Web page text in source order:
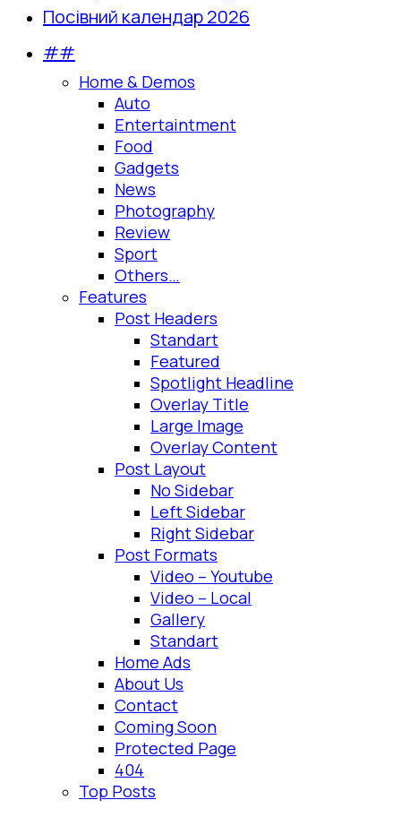
Посівний календар 2026
##
Home & Demos
Auto
Entertaintment
Food
Gadgets
News
Photography
Review
Sport
Others…
Features
Post Headers
Standart
Featured
Spotlight Headline
Overlay Title
Large Image
Overlay Content
Post Layout
No Sidebar
Left Sidebar
Right Sidebar
Post Formats
Video – Youtube
Video – Local
Gallery
Standart
Home Ads
About Us
Contact
Coming Soon
Protected Page
404
Top Posts